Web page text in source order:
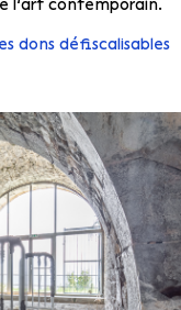
l’art contemporain.
dons défiscalisables